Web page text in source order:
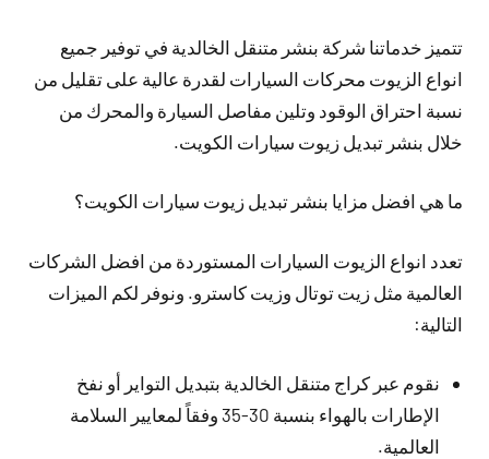
تتميز خدماتنا شركة بنشر متنقل الخالدية في توفير جميع
انواع الزيوت محركات السيارات لقدرة عالية على تقليل من
نسبة احتراق الوقود وتلين مفاصل السيارة والمحرك من
خلال بنشر تبديل زيوت سيارات الكويت.
ما هي افضل مزايا بنشر تبديل زيوت سيارات الكويت؟
تعدد انواع الزيوت السيارات المستوردة من افضل الشركات
العالمية مثل زيت توتال وزيت كاسترو. ونوفر لكم الميزات
التالية:
نقوم عبر كراج متنقل الخالدية بتبديل التواير أو نفخ
الإطارات بالهواء بنسبة 30-35 وفقاً لمعايير السلامة
العالمية.